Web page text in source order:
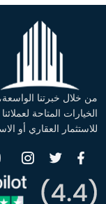
من خلال خبرتنا
الخيارات المتاحة
للاستثمار العقاري أو